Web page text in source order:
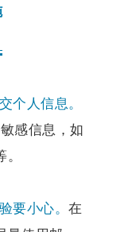
个人信息。
感信息，如
要小心。 在